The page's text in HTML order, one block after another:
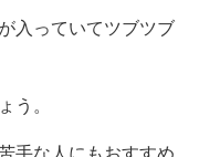
入っていてツブツブ
う。
手な人にもおすすめ